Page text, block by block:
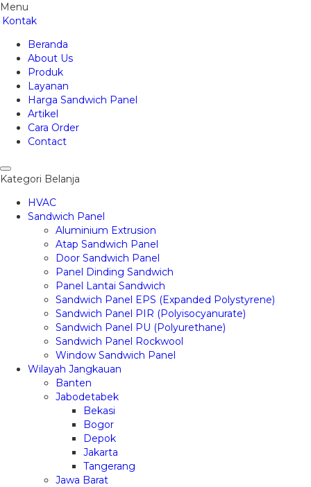
Menu
Kontak
Beranda
About Us
Produk
Layanan
Harga Sandwich Panel
Artikel
Cara Order
Contact
Kategori Belanja
HVAC
Sandwich Panel
Aluminium Extrusion
Atap Sandwich Panel
Door Sandwich Panel
Panel Dinding Sandwich
Panel Lantai Sandwich
Sandwich Panel EPS (Expanded Polystyrene)
Sandwich Panel PIR (Polyisocyanurate)
Sandwich Panel PU (Polyurethane)
Sandwich Panel Rockwool
Window Sandwich Panel
Wilayah Jangkauan
Banten
Jabodetabek
Bekasi
Bogor
Depok
Jakarta
Tangerang
Jawa Barat